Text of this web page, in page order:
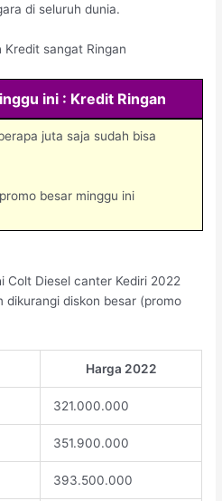
di seluruh dunia.
Kredit sangat Ringan
ini : Kredit Ringan
juta saja sudah bisa
besar minggu ini
Colt Diesel canter Kediri 2022
dikurangi diskon besar (promo
Harga 2022
321.000.000
351.900.000
393.500.000